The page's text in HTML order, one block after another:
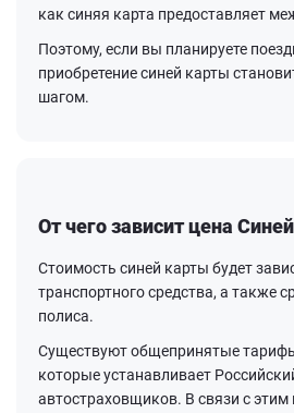
как синяя карта предоставляет
Поэтому, если вы планируете
приобретение синей карты
шагом.
От чего зависит цена
Стоимость синей карты будет
транспортного средства, а также
полиса.
Существуют общепринятые
которые устанавливает
автостраховщиков. В связи с этим